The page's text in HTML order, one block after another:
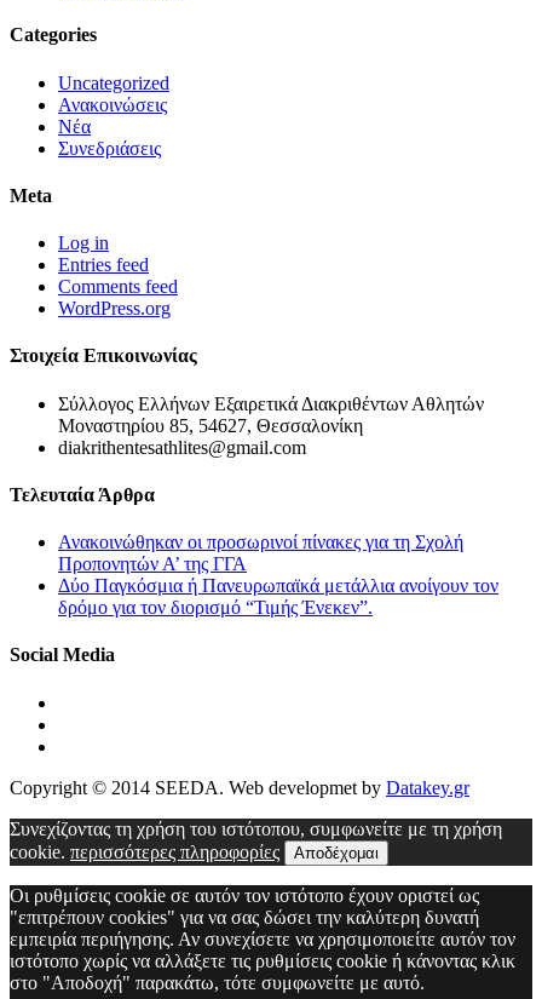
Categories
Uncategorized
Ανακοινώσεις
Νέα
Συνεδριάσεις
Meta
Log in
Entries feed
Comments feed
WordPress.org
Στοιχεία Επικοινωνίας
Σύλλογος Ελλήνων Εξαιρετικά Διακριθέντων Αθλητών
Μοναστηρίου 85, 54627, Θεσσαλονίκη
diakrithentesathlites@gmail.com
Τελευταία Άρθρα
Ανακοινώθηκαν οι προσωρινοί πίνακες για τη Σχολή
Προπονητών Α’ της ΓΓΑ
Δύο Παγκόσμια ή Πανευρωπαϊκά μετάλλια ανοίγουν τον
δρόμο για τον διορισμό “Τιμής Ένεκεν”.
Social Media
Copyright © 2014 SEEDA. Web developmet by Datakey.gr
Συνεχίζοντας τη χρήση του ιστότοπου, συμφωνείτε με τη χρήση
cookie. περισσότερες πληροφορίες Αποδέχομαι
Οι ρυθμίσεις cookie σε αυτόν τον ιστότοπο έχουν οριστεί ως
"επιτρέπουν cookies" για να σας δώσει την καλύτερη δυνατή
εμπειρία περιήγησης. Αν συνεχίσετε να χρησιμοποιείτε αυτόν τον
ιστότοπο χωρίς να αλλάξετε τις ρυθμίσεις cookie ή κάνοντας κλικ
στο "Αποδοχή" παρακάτω, τότε συμφωνείτε με αυτό.